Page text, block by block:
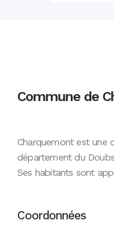
Commune de
Charquemont est une
département du
Ses habitants sont
Coordonnées